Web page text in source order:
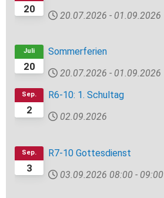
20
20.07.2026 - 01.09.2026
20
Juli
Sommerferien
20.07.2026 - 01.09.2026
2
Sep.
R6-10: 1. Schultag
02.09.2026
3
Sep.
R7-10 Gottesdienst
03.09.2026 08:00 - 09:00